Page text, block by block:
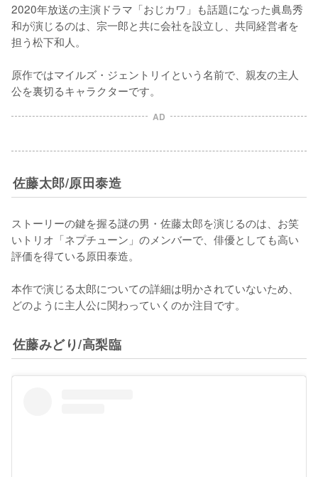
2020年放送の主演ドラマ「おじカワ」も話題になった眞島秀
和が演じるのは、宗一郎と共に会社を設立し、共同経営者を
担う松下和人。
原作ではマイルズ・ジェントリイという名前で、親友の主人
公を裏切るキャラクターです。
AD
佐藤太郎/原田泰造
ストーリーの鍵を握る謎の男・佐藤太郎を演じるのは、お笑
いトリオ「ネプチューン」のメンバーで、俳優としても高い
評価を得ている原田泰造。
本作で演じる太郎についての詳細は明かされていないため、
どのように主人公に関わっていくのか注目です。
佐藤みどり/高梨臨